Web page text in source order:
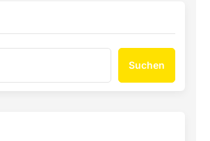
Suchen